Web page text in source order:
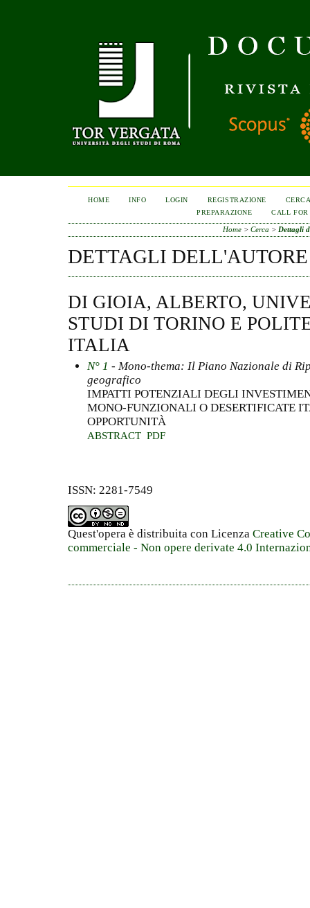
HOME INFO LOGIN REGISTRAZIONE
PREPARAZIONE
CALL FOR
Home> Cerca > Dettagli
DETTAGLI DELL'AUTORE
DI GIOIA, ALBERTO,
STUDI DI TORINO E
ITALIA
N° 1 - Mono-thema: Il Piano Nazionale di
geografico
IMPATTI POTENZIALI DEGLI
MONO-FUNZIONALI O DESERTIFICATE
OPPORTUNITÀ
ABSTRACT PDF
ISSN: 2281-7549
Quest'opera è distribuita con Licenza Creative
commerciale - Non opere derivate 4.0